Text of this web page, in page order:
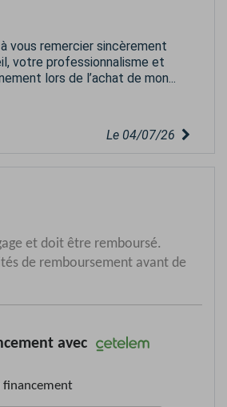
vous remercier sincèrement
votre professionnalisme et
lors de l’achat de mon...
Le 04/07/26